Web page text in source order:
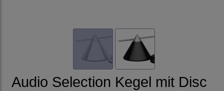
Audio Selection Kegel mit Disc